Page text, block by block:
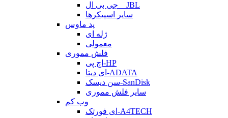
جی بی ال _ JBL
سایر اسپیکرها
پد ماوس
ژله ای
معمولی
فلش مموری
اچ پی-HP
ای دیتا-ADATA
سن دیسک-SanDisk
سایر فلش مموری
وب کم
ای فورتک-A4TECH